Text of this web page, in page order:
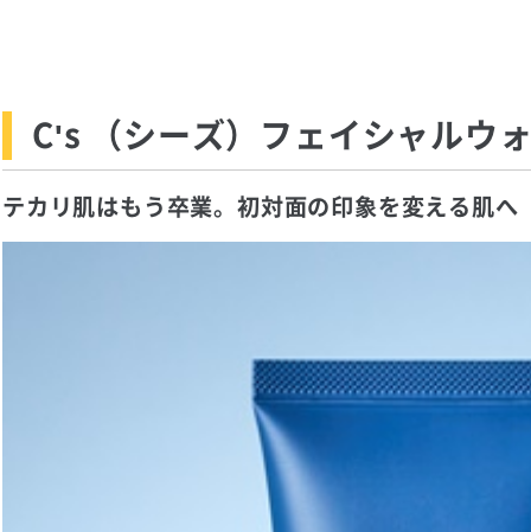
C's （シーズ）フェイシャルウ
テカリ肌はもう卒業。初対面の印象を変える肌へ